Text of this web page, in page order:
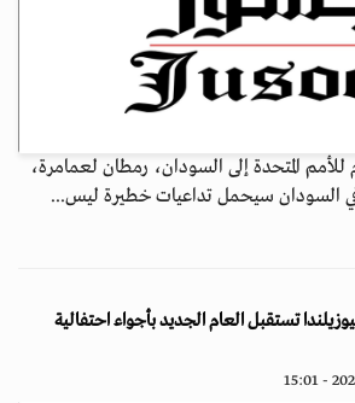
المتحدة إلى السودان، رمطان لعمامرة،
السودان سيحمل تداعيات خطيرة ليس...
تستقبل العام الجديد بأجواء احتفالية